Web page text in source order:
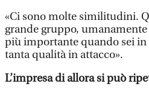
«Ci sono molte similitudini.
grande gruppo,
più importante quando sei
tanta qualità in attacco».
L’impresa di allora si può